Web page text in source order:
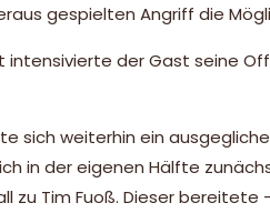
gespielten Angriff die
intensivierte der Gast seine
sich weiterhin ein
in der eigenen Hälfte
zu Tim Fuoß. Dieser